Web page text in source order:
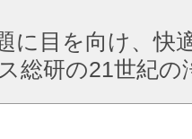
に目を向け、快
総研の21世紀の